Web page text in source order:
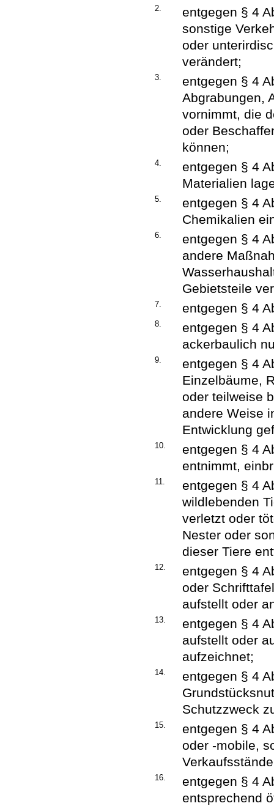
2.
entgegen § 4
sonstige
oder
verändert;
3.
entgegen § 4
Abgrabungen,
vornimmt, die
oder
können;
4.
entgegen § 4
Materialien
5.
entgegen § 4
Chemikalien
6.
entgegen § 4
andere
Gebietsteile
7. entgegen § 4
8.
entgegen § 4
ackerbaulich
9.
entgegen § 4
Einzelbäume,
oder teilweise
andere Weise
Entwicklung
10.
entgegen § 4
entnimmt,
11.
entgegen § 4
wildlebenden
verletzt oder
Nester oder
dieser Tiere
12.
entgegen § 4
oder
aufstellt oder
13.
entgegen § 4
aufstellt oder
aufzeichnet;
14.
entgegen § 4
Schutzzweck
15.
entgegen § 4
oder -mobile,
16.
entgegen § 4
entsprechend